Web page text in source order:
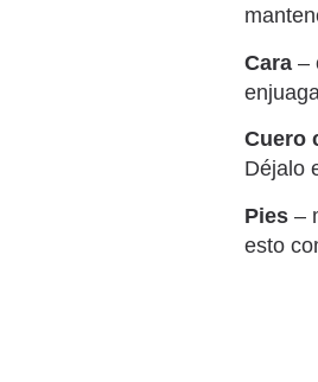
Cara –
Cuero
Déjalo
Pies –
esto